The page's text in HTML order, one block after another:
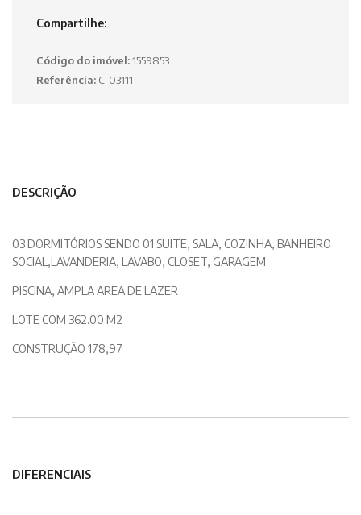
Compartilhe:
Código do imóvel:1559853
Referência: C-03111
DESCRIÇÃO
03 DORMITÓRIOS SENDO 01 SUITE, SALA, COZINHA, BANHEIRO
SOCIAL,LAVANDERIA, LAVABO, CLOSET, GARAGEM
PISCINA, AMPLA AREA DE LAZER
LOTE COM 362.00 M2
CONSTRUÇÃO 178,97
DIFERENCIAIS